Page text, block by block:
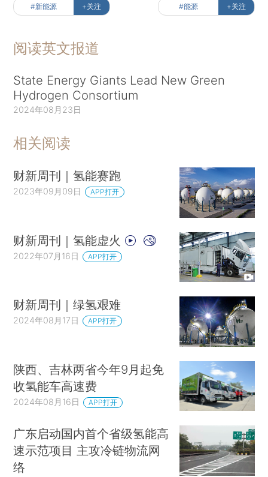
#新能源 +关注 #能源 +关注
阅读英文报道
State Energy Giants Lead New Green
Hydrogen Consortium
2024年08月23日
相关阅读
财新周刊｜氢能赛跑
2023年09月09日 APP打开
财新周刊｜氢能虚火
2022年07月16日 APP打开
财新周刊｜绿氢艰难
2024年08月17日 APP打开
陕西、吉林两省今年9月起免
收氢能车高速费
2024年08月16日 APP打开
广东启动国内首个省级氢能高
速示范项目 主攻冷链物流网
络